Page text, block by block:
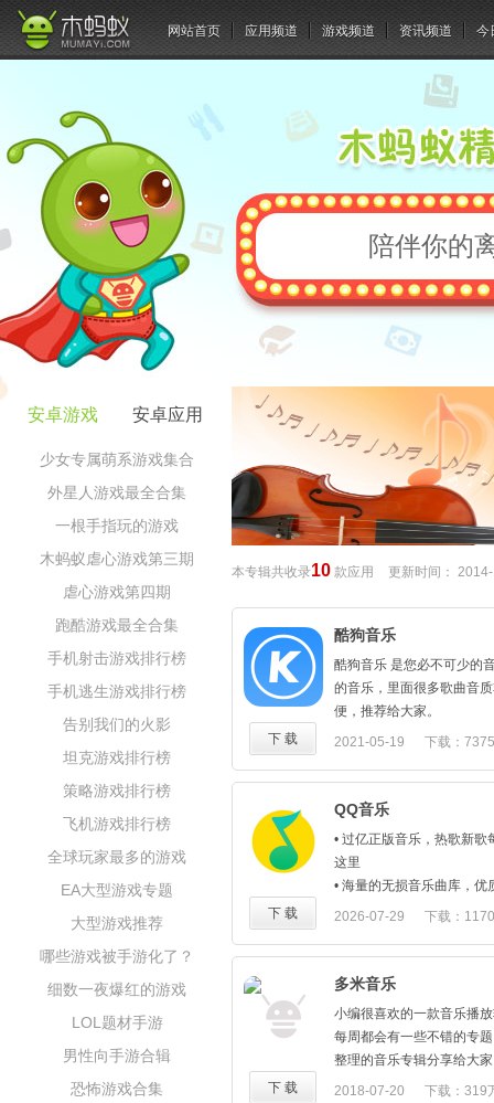
网站首页 应用频道 游戏频道 资讯频道 今
陪伴你的
安卓游戏 安卓应用
少女专属萌系游戏集合
外星人游戏最全合集
一根手指玩的游戏
木蚂蚁虐心游戏第三期
虐心游戏第四期
跑酷游戏最全合集
手机射击游戏排行榜
手机逃生游戏排行榜
告别我们的火影
坦克游戏排行榜
策略游戏排行榜
飞机游戏排行榜
全球玩家最多的游戏
EA大型游戏专题
大型游戏推荐
哪些游戏被手游化了？
细数一夜爆红的游戏
LOL题材手游
男性向手游合辑
恐怖游戏合集
本专辑共收录10 款应用 更新时间：
酷狗音乐
酷狗音乐 是您必不可少的
的音乐，里面很多歌曲音
便，推荐给大家。
2021-05-19
下载：
88.72M
下 载
QQ音乐
• 过亿正版音乐，热歌新
这里
• 海量的无损音乐曲库，优
• 精品有声书、播客、儿
• 听歌识曲、哼唱识别，
歌曲
音译
• 个性化推荐，全站依你
• 车载互联，支持宝马、
• 强大的搜索，歌手、专
2026-07-29 下载：
182.26M
下 载
多米音乐
小编很喜欢的一款音乐播
每周都会有一些不错的专
整理的音乐专辑分享给大
也。
2018-07-20 下载：319
下 载